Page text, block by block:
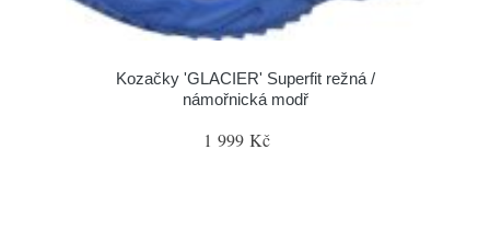
Kozačky 'GLACIER' Superfit režná /
námořnická modř
1 999 Kč